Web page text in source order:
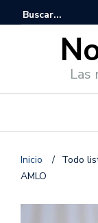
Las
Inicio / Todo
AMLO